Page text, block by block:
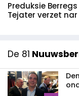
Preduksie
Tejater verzet nar
De 81